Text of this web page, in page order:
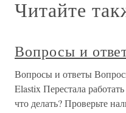
Читайте
Вопросы и
Вопросы и ответы
Elastix Перестала
что делать? Проверьте